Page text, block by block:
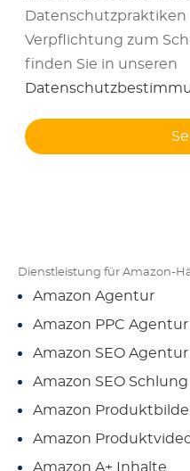
Datenschutzpraktiken
Verpflichtung zum
finden Sie in unseren
Dienstleistung für Amazon-
Amazon Agentur
Amazon PPC Agentur
Amazon SEO Agentur
Amazon SEO Schlung
Amazon
Amazon
Amazon A+ Inhalte